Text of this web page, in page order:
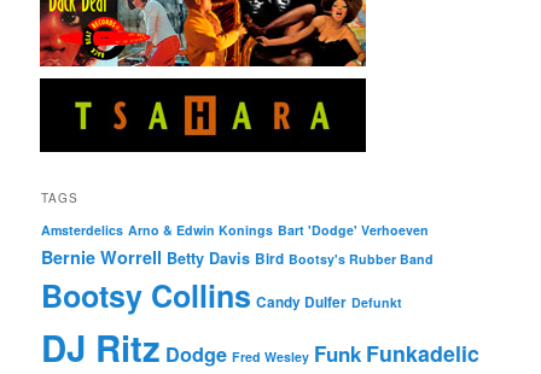
TAGS
Amsterdelics Arno & Edwin Konings Bart 'Dodge' Verhoeven
Bernie Worrell Betty Davis Bird Bootsy's Rubber Band
Bootsy Collins Candy Dulfer Defunkt
DJ Ritz Dodge Fred Wesley Funk Funkadelic